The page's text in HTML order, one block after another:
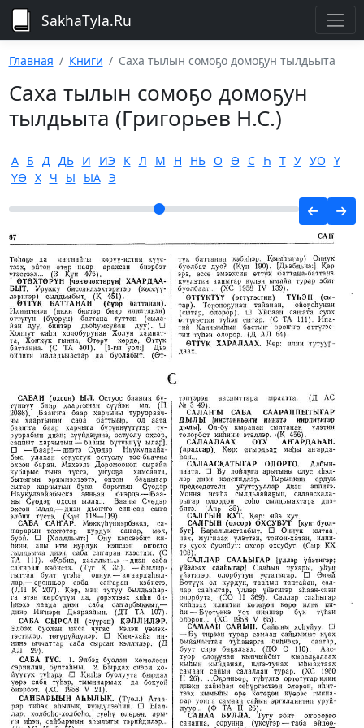
SakhaTyla.Ru
Главная Книги Саха тылын сомоҕо домоҕун тылдьыта
Саха тылын сомоҕо домоҕун
тылдьыта (Григорьев Н.С.)
А Б Д ДЬ И ИЭ К Л М Н НЬ О Ө С Һ Т У УО Ү
ҮӨ Х Ч Ы ЫА Э